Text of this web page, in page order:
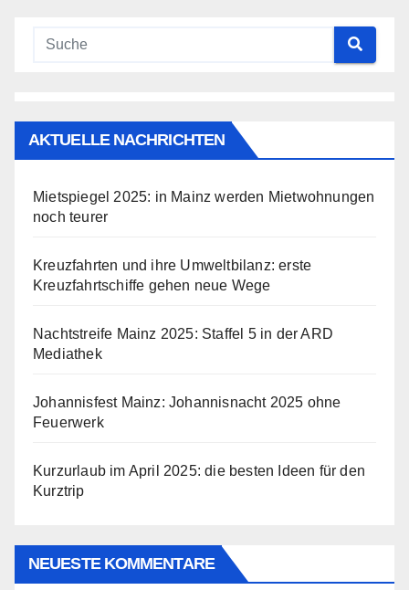
AKTUELLE NACHRICHTEN
Mietspiegel 2025: in Mainz werden Mietwohnungen
noch teurer
Kreuzfahrten und ihre Umweltbilanz: erste
Kreuzfahrtschiffe gehen neue Wege
Nachtstreife Mainz 2025: Staffel 5 in der ARD
Mediathek
Johannisfest Mainz: Johannisnacht 2025 ohne
Feuerwerk
Kurzurlaub im April 2025: die besten Ideen für den
Kurztrip
NEUESTE KOMMENTARE